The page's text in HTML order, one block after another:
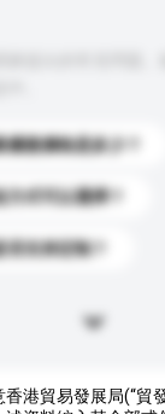
惠價格是多少？
式可以選擇？
支持定制？
港貿易發展局(“貿